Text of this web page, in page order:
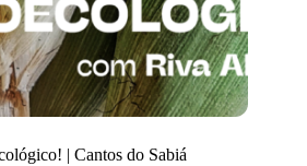
| Cantos do Sabiá